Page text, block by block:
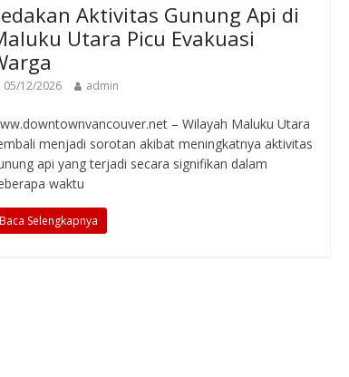
Aktivitas Gunung Api di
Utara Picu Evakuasi
05/12/2026 admin
– Wilayah Maluku Utara
menjadi sorotan akibat meningkatnya aktivitas
api yang terjadi secara signifikan dalam
waktu
Baca Selengkapnya